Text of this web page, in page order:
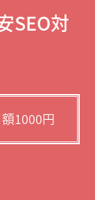
SEO対
額1000円